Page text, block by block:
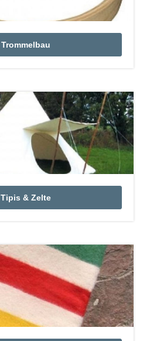
Trommelbau
Tipis & Zelte